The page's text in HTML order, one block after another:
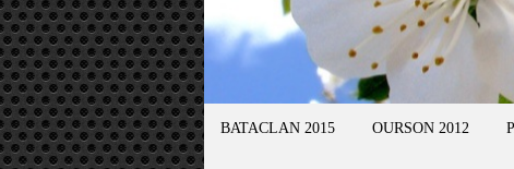
BATACLAN 2015 OURSON 2012